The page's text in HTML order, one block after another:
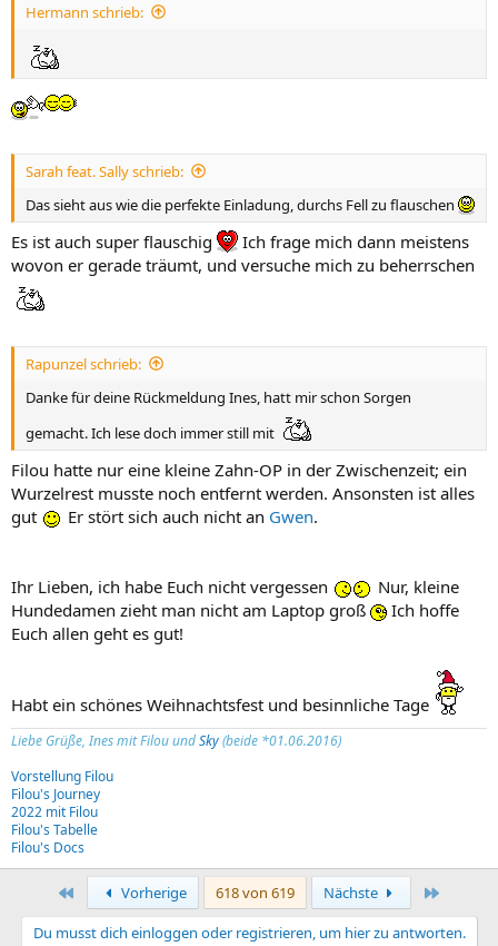
Hermann schrieb:
Sarah feat. Sally schrieb:
Das sieht aus wie die perfekte Einladung, durchs Fell zu flauschen
Es ist auch super flauschig
Ich frage mich dann meistens
wovon er gerade träumt, und versuche mich zu beherrschen
Rapunzel schrieb:
Danke für deine Rückmeldung Ines, hatt mir schon Sorgen
gemacht. Ich lese doch immer still mit
Filou hatte nur eine kleine Zahn-OP in der Zwischenzeit; ein
Wurzelrest musste noch entfernt werden. Ansonsten ist alles
gut
Er stört sich auch nicht an Gwen.
Ihr Lieben, ich habe Euch nicht vergessen
Nur, kleine
Hundedamen zieht man nicht am Laptop groß
Ich hoffe
Euch allen geht es gut!
Habt ein schönes Weihnachtsfest und besinnliche Tage
Liebe Grüße, Ines mit Filou undSky(beide *01.06.2016)
Vorstellung Filou
Filou's Journey
2022 mit Filou
Filou's Tabelle
Filou's Docs
Erste Vorherige 618 von 619 Nächste
Du musst dich einloggen oder registrieren, um hier zu antworten.